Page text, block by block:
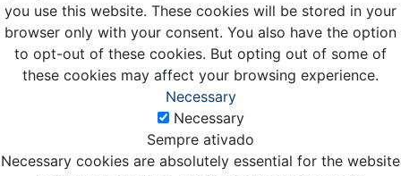
you use this website. These cookies will be stored in your
browser only with your consent. You also have the option
to opt-out of these cookies. But opting out of some of
these cookies may affect your browsing experience.
Necessary
Necessary
Sempre ativado
Necessary cookies are absolutely essential for the website